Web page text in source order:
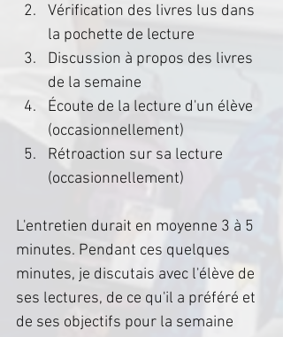
Vérification des livres lus dans
la pochette de lecture
Discussion à propos des livres
de la semaine
Écoute de la lecture d'un élève
(occasionnellement)
Rétroaction sur sa lecture
(occasionnellement)
L'entretien durait en moyenne 3 à 5
minutes. Pendant ces quelques
minutes, je discutais avec l'élève de
ses lectures, de ce qu'il a préféré et
de ses objectifs pour la semaine